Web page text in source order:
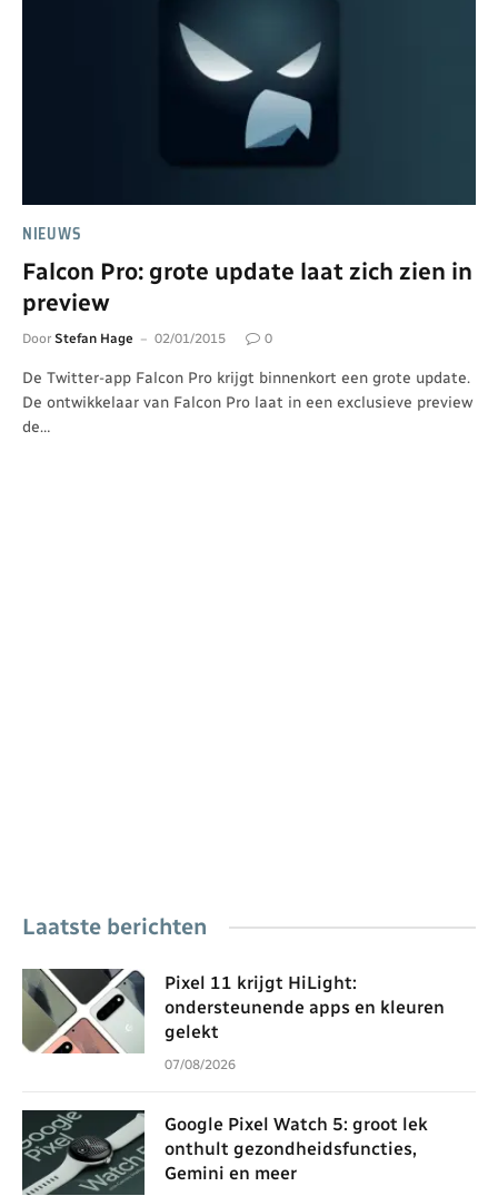
NIEUWS
Falcon Pro: grote update laat zich zien in
preview
Door Stefan Hage 02/01/2015 0
De Twitter-app Falcon Pro krijgt binnenkort een grote update.
De ontwikkelaar van Falcon Pro laat in een exclusieve preview
de…
Laatste berichten
Pixel 11 krijgt HiLight:
ondersteunende apps en kleuren
gelekt
07/08/2026
Google Pixel Watch 5: groot lek
onthult gezondheidsfuncties,
Gemini en meer